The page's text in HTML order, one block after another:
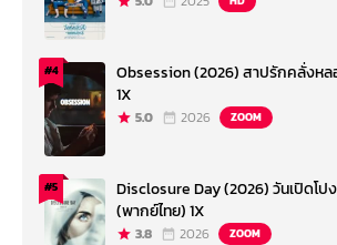
#4
Obsession (2026) สาปรักคลั่งห
1X
5.0 2026 ZOOM
#5
Disclosure Day (2026) วันเปิดโป
(พากย์ไทย) 1X
3.8 2026 ZOOM